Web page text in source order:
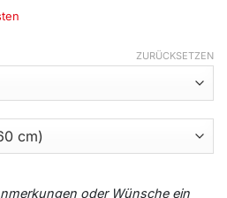
ZURÜCKSETZEN
oder Wünsche ein